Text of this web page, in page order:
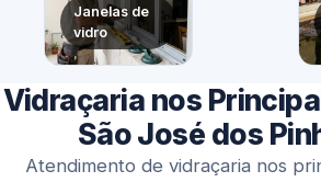
Janelas de
vidro
Vidraçaria nos
São José dos
Atendimento de vidraçaria nos